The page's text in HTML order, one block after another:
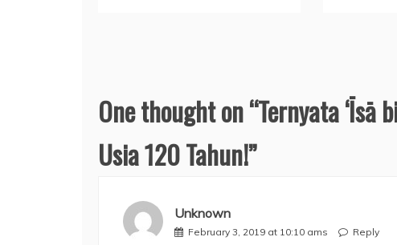
One thought on “Ternyata ‘Īsā
Usia 120 Tahun!”
Unknown
February 3, 2019 at 10:10 ams Reply